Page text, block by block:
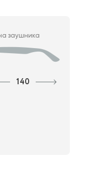
заушника
140